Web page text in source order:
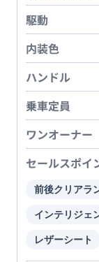
駆動
内装色
ハンドル
乗車定員
ワンオーナー
セールスポイ
前後クリアラ
インテリジェ
レザーシート